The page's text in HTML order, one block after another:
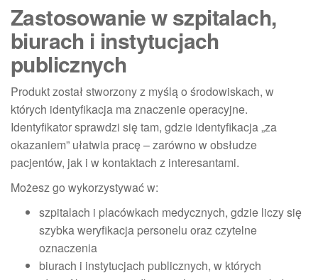
Zastosowanie w szpitalach,
biurach i instytucjach
publicznych
Produkt został stworzony z myślą o środowiskach, w
których identyfikacja ma znaczenie operacyjne.
Identyfikator sprawdzi się tam, gdzie identyfikacja „za
okazaniem” ułatwia pracę – zarówno w obsłudze
pacjentów, jak i w kontaktach z interesantami.
Możesz go wykorzystywać w:
szpitalach i placówkach medycznych, gdzie liczy się
szybka weryfikacja personelu oraz czytelne
oznaczenia
biurach i instytucjach publicznych, w których